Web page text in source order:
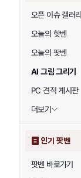
오픈 이슈 갤러리
오늘의 핫벤
오늘의 팟벤
AI 그림 그리기
PC 견적 게시판
더보기
인기 팟벤
팟벤 바로가기